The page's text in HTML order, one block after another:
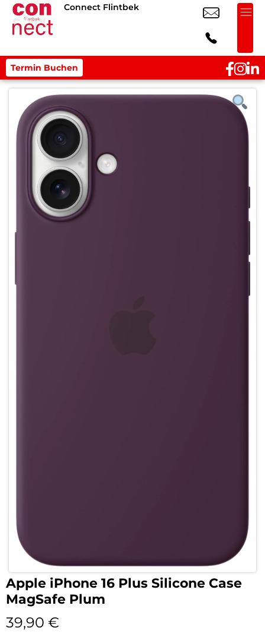
Connect Flintbek
Termin Buchen
Apple iPhone 16 Plus Silicone Case
MagSafe Plum
39,90 €